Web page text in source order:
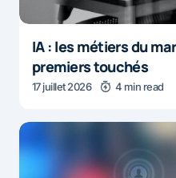
IA : les métiers du
premiers touchés
17 juillet 2026 4 min read